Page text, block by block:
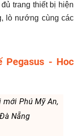
trang thiết bị hiện
lò nướng cùng các
Pegasus - Hoc
Phú Mỹ An,
Nẵng